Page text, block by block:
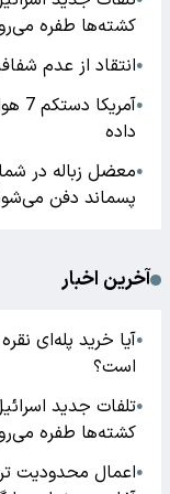
کشته‌ها طفره
●انتقاد از عدم
●
داده
●معضل زباله در
پسماند دفن
آخرین اخبار
●آیا خرید پله‌ای
است؟
●تلفات جدید
کشته‌ها طفره
●